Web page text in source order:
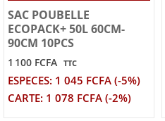
SAC POUBELLE
ECOPACK+ 50L 60CM-
90CM 10PCS
1 100 FCFA TTC
ESPECES: 1 045 FCFA (-5%)
CARTE: 1 078 FCFA (-2%)